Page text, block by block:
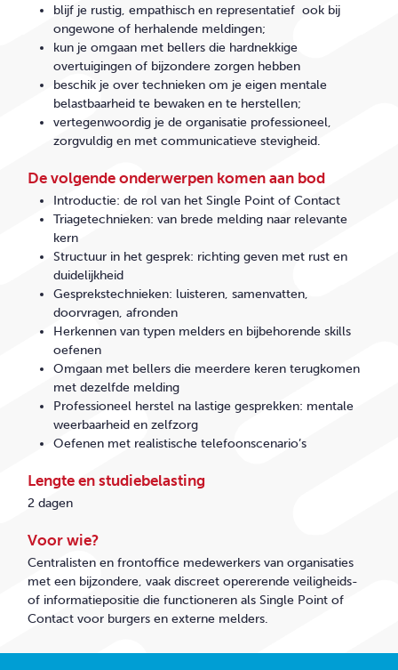
blijf je rustig, empathisch en representatief ook bij
ongewone of herhalende meldingen;
kun je omgaan met bellers die hardnekkige
overtuigingen of bijzondere zorgen hebben
beschik je over technieken om je eigen mentale
belastbaarheid te bewaken en te herstellen;
vertegenwoordig je de organisatie professioneel,
zorgvuldig en met communicatieve stevigheid.
De volgende onderwerpen komen aan bod
Introductie: de rol van het Single Point of Contact
Triagetechnieken: van brede melding naar relevante
kern
Structuur in het gesprek: richting geven met rust en
duidelijkheid
Gesprekstechnieken: luisteren, samenvatten,
doorvragen, afronden
Herkennen van typen melders en bijbehorende skills
oefenen
Omgaan met bellers die meerdere keren terugkomen
met dezelfde melding
Professioneel herstel na lastige gesprekken: mentale
weerbaarheid en zelfzorg
Oefenen met realistische telefoonscenario’s
Lengte en studiebelasting
2 dagen
Voor wie?
Centralisten en frontoffice medewerkers van organisaties
met een bijzondere, vaak discreet opererende veiligheids-
of informatiepositie die functioneren als Single Point of
Contact voor burgers en externe melders.